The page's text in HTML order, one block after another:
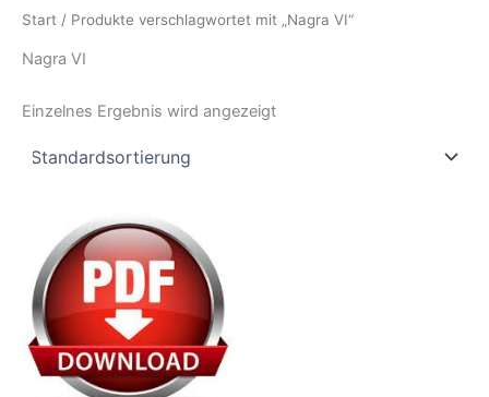
Start / Produkte verschlagwortet mit „Nagra VI“
Nagra VI
Einzelnes Ergebnis wird angezeigt